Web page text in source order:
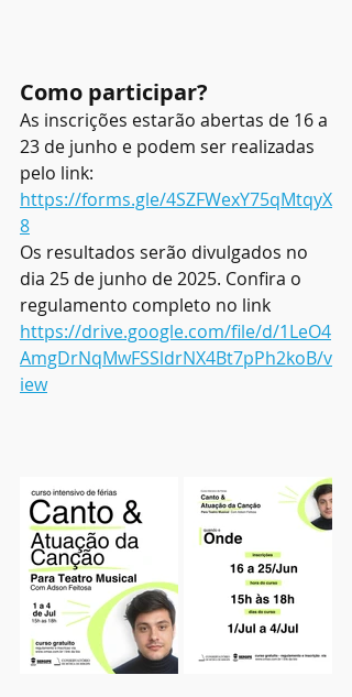
Como participar?
As inscrições estarão abertas de 16 a
23 de junho e podem ser realizadas
pelo link:
https://forms.gle/4SZFWexY75qMtqyX
8
Os resultados serão divulgados no
dia 25 de junho de 2025. Confira o
regulamento completo no link
https://drive.google.com/file/d/1LeO4
AmgDrNqMwFSSldrNX4Bt7pPh2koB/v
iew